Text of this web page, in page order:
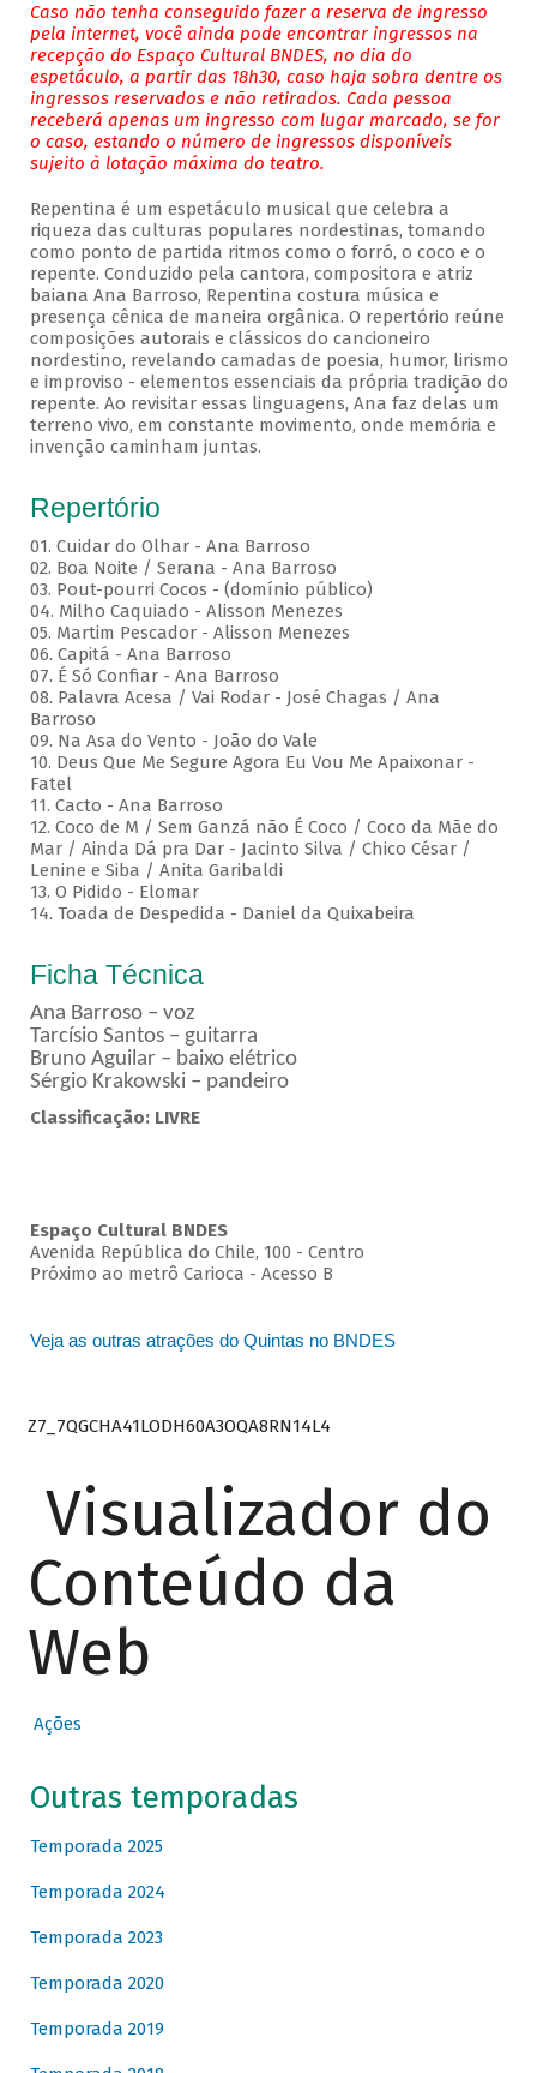
Caso não tenha conseguido fazer a reserva de ingresso
pela internet, você ainda pode encontrar ingressos na
recepção do Espaço Cultural BNDES, no dia do
espetáculo, a partir das 18h30, caso haja sobra dentre os
ingressos reservados e não retirados. Cada pessoa
receberá apenas um ingresso com lugar marcado, se for
o caso, estando o número de ingressos disponíveis
sujeito à lotação máxima do teatro.
Repentina é um espetáculo musical que celebra a
riqueza das culturas populares nordestinas, tomando
como ponto de partida ritmos como o forró, o coco e o
repente. Conduzido pela cantora, compositora e atriz
baiana Ana Barroso, Repentina costura música e
presença cênica de maneira orgânica. O repertório reúne
composições autorais e clássicos do cancioneiro
nordestino, revelando camadas de poesia, humor, lirismo
e improviso - elementos essenciais da própria tradição do
repente. Ao revisitar essas linguagens, Ana faz delas um
terreno vivo, em constante movimento, onde memória e
invenção caminham juntas.
Repertório
01. Cuidar do Olhar - Ana Barroso
02. Boa Noite / Serana - Ana Barroso
03. Pout-pourri Cocos - (domínio público)
04. Milho Caquiado - Alisson Menezes
05. Martim Pescador - Alisson Menezes
06. Capitá - Ana Barroso
07. É Só Confiar - Ana Barroso
08. Palavra Acesa / Vai Rodar - José Chagas / Ana
Barroso
09. Na Asa do Vento - João do Vale
10. Deus Que Me Segure Agora Eu Vou Me Apaixonar -
Fatel
11. Cacto - Ana Barroso
12. Coco de M / Sem Ganzá não É Coco / Coco da Mãe do
Mar / Ainda Dá pra Dar - Jacinto Silva / Chico César /
Lenine e Siba / Anita Garibaldi
13. O Pidido - Elomar
14. Toada de Despedida - Daniel da Quixabeira
Ficha Técnica
Ana Barroso – voz
Tarcísio Santos – guitarra
Bruno Aguilar – baixo elétrico
Sérgio Krakowski – pandeiro
Classificação: LIVRE
Espaço Cultural BNDES
Avenida República do Chile, 100 - Centro
Próximo ao metrô Carioca - Acesso B
Veja as outras atrações do Quintas no BNDES
Z7_7QGCHA41LODH60A3OQA8RN14L4
Visualizador do
Conteúdo da
Web
Ações
Outras temporadas
Temporada 2025
Temporada 2024
Temporada 2023
Temporada 2020
Temporada 2019